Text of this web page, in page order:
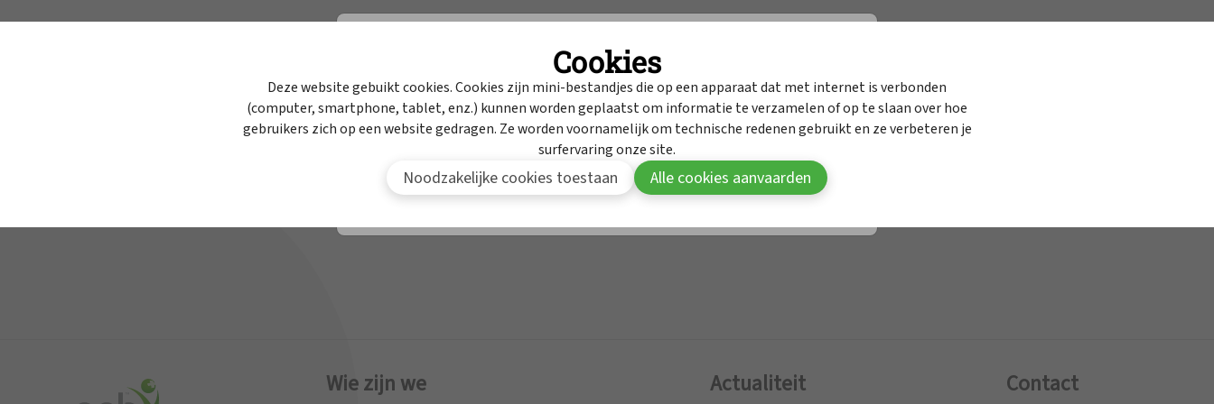
Om deze inhoud te bekijken moet je aangemeld zijn in MyAPB.
Aanmelden Word lid van APB
Wie zijn we Actualiteit Contact
Werken bij APB
Dienst geneesmiddelen onderzoek
Contact
Cookies
Deze website gebuikt cookies. Cookies zijn mini-bestandjes die op een apparaat dat met internet is verbonden
(computer, smartphone, tablet, enz.) kunnen worden geplaatst om informatie te verzamelen of op te slaan over hoe
gebruikers zich op een website gedragen. Ze worden voornamelijk om technische redenen gebruikt en ze verbeteren je
surfervaring onze site.
Noodzakelijke cookies toestaan Alle cookies aanvaarden